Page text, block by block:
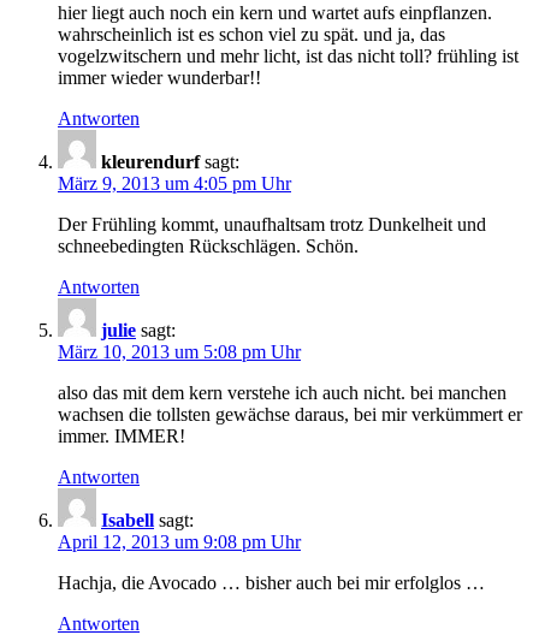
hier liegt auch noch ein kern und wartet aufs einpflanzen.
wahrscheinlich ist es schon viel zu spät. und ja, das
vogelzwitschern und mehr licht, ist das nicht toll? frühling ist
immer wieder wunderbar!!
Antworten
kleurendurf sagt:
März 9, 2013 um 4:05 pm Uhr
Der Frühling kommt, unaufhaltsam trotz Dunkelheit und
schneebedingten Rückschlägen. Schön.
Antworten
julie sagt:
März 10, 2013 um 5:08 pm Uhr
also das mit dem kern verstehe ich auch nicht. bei manchen
wachsen die tollsten gewächse daraus, bei mir verkümmert er
immer. IMMER!
Antworten
Isabell sagt:
April 12, 2013 um 9:08 pm Uhr
Hachja, die Avocado … bisher auch bei mir erfolglos …
Antworten